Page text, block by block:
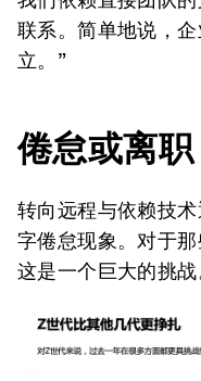
联系。简单地说，
立。”
倦怠或离职
转向远程与依赖技
字倦怠现象。对于
这是一个巨大的挑战